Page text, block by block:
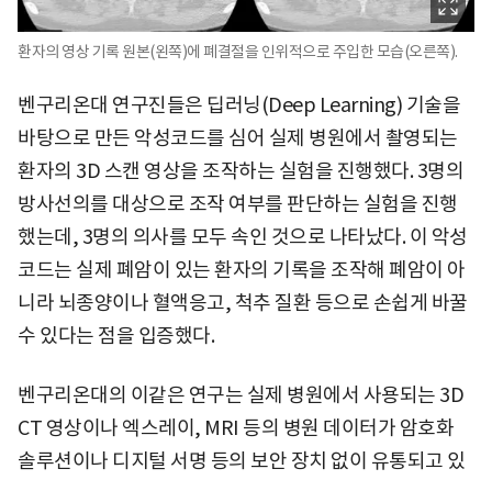
환자의 영상 기록 원본(왼쪽)에 폐결절을 인위적으로 주입한 모습(오른쪽).
벤구리온대 연구진들은 딥러닝(Deep Learning) 기술을
바탕으로 만든 악성코드를 심어 실제 병원에서 촬영되는
환자의 3D 스캔 영상을 조작하는 실험을 진행했다. 3명의
방사선의를 대상으로 조작 여부를 판단하는 실험을 진행
했는데, 3명의 의사를 모두 속인 것으로 나타났다. 이 악성
코드는 실제 폐암이 있는 환자의 기록을 조작해 폐암이 아
니라 뇌종양이나 혈액응고, 척추 질환 등으로 손쉽게 바꿀
수 있다는 점을 입증했다.
벤구리온대의 이같은 연구는 실제 병원에서 사용되는 3D
CT 영상이나 엑스레이, MRI 등의 병원 데이터가 암호화
솔루션이나 디지털 서명 등의 보안 장치 없이 유통되고 있